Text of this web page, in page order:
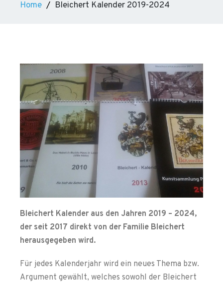
Home Bleichert Kalender 2019-2024
Bleichert Kalender aus den Jahren 2019 – 2024,
der seit 2017 direkt von der Familie Bleichert
herausgegeben wird.
Für jedes Kalenderjahr wird ein neues Thema bzw.
Argument gewählt, welches sowohl der Bleichert